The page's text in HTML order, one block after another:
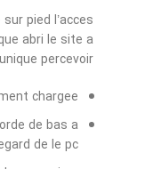
pied l’acces
abri le site a
percevoir.
chargee.
de bas a
de le pc.